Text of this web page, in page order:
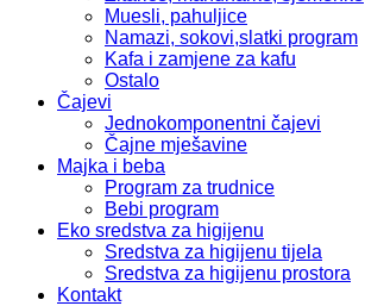
Muesli, pahuljice
Namazi, sokovi,slatki program
Kafa i zamjene za kafu
Ostalo
Čajevi
Jednokomponentni čajevi
Čajne mješavine
Majka i beba
Program za trudnice
Bebi program
Eko sredstva za higijenu
Sredstva za higijenu tijela
Sredstva za higijenu prostora
Kontakt